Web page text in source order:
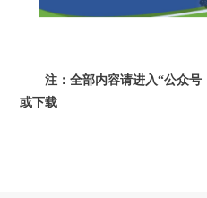
注：全部内容请进入“公众号
或下载